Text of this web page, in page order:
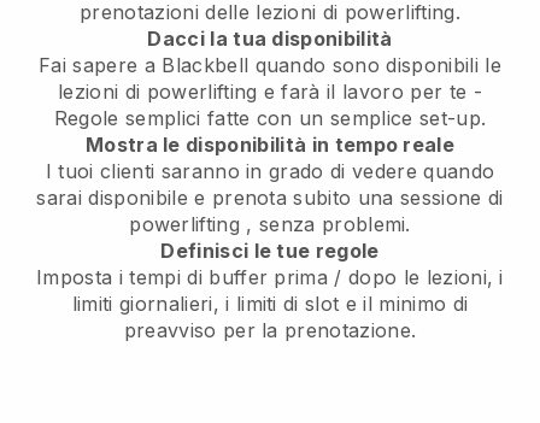
prenotazioni delle lezioni di powerlifting.
Dacci la tua disponibilità
Fai sapere a Blackbell quando sono disponibili le
lezioni di powerlifting e farà il lavoro per te -
Regole semplici fatte con un semplice set-up.
Mostra le disponibilità in tempo reale
I tuoi clienti saranno in grado di vedere quando
sarai disponibilee prenota subito una sessione di
powerlifting , senza problemi.
Definisci le tue regole
Imposta i tempi di buffer prima / dopo le lezioni, i
limiti giornalieri, i limiti di slot e il minimo di
preavviso per la prenotazione.